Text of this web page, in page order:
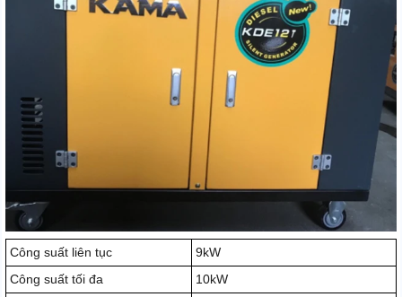
Công suất liên tục
9kW
Công suất tối đa
10kW